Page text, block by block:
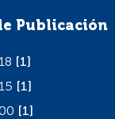
Publicación
[1]
[1]
[1]